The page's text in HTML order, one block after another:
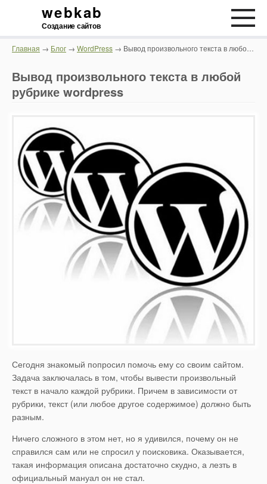
webkab
Создание сайтов
Вывод произвольного текста в любой
рубрике wordpress
Сегодня знакомый попросил помочь ему со своим сайтом.
Задача заключалась в том, чтобы вывести произвольный
текст в начало каждой рубрики. Причем в зависимости от
рубрики, текст (или любое другое содержимое) должно быть
разным.
Ничего сложного в этом нет, но я удивился, почему он не
справился сам или не спросил у поисковика. Оказывается,
такая информация описана достаточно скудно, а лезть в
официальный мануал он не стал.
Главная → Блог → WordPress → Вывод произвольного текста в любой рубрике wordpress